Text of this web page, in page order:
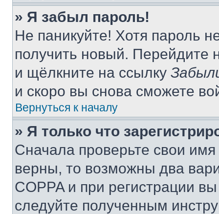
» Я забыл пароль!
Не паникуйте! Хотя пароль
получить новый. Перейдите
и щёлкните на ссылку
и скоро вы снова сможете
Вернуться к началу
» Я только что
Сначала проверьте свои
верны, то возможны два
COPPA и при регистрации
следуйте полученным